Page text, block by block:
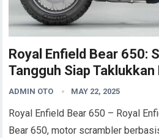
Royal Enfield Bear 650:
Tangguh Siap
ADMIN OTO MAY 22, 2025
Royal Enfield Bear 650 – Royal
Bear 650, motor scrambler